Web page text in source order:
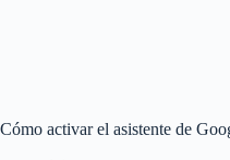
Cómo activar el asistente de